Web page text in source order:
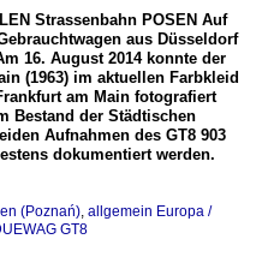
Strassenbahn POSEN Auf
aus Düsseldorf
16. August 2014 konnte der
(1963) im aktuellen Farbkleid
am Main fotografiert
Bestand der Städtischen
Aufnahmen des GT8 903
dokumentiert werden.
(Poznań), allgemein Europa /
GT8